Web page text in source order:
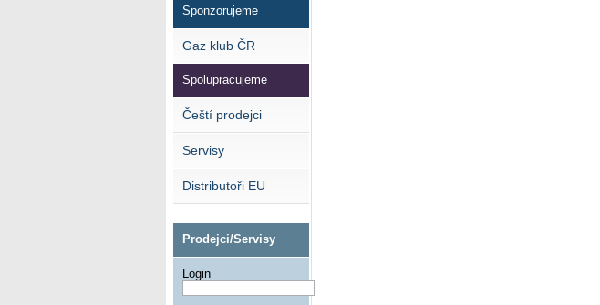
Sponzorujeme
Gaz klub ČR
Spolupracujeme
Čeští prodejci
Servisy
Distributoři EU
Prodejci/Servisy
Login